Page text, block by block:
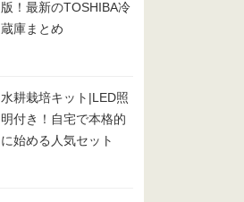
版！最新のTOSHIBA冷
蔵庫まとめ
水耕栽培キット|LED照
明付き！自宅で本格的
に始める人気セット